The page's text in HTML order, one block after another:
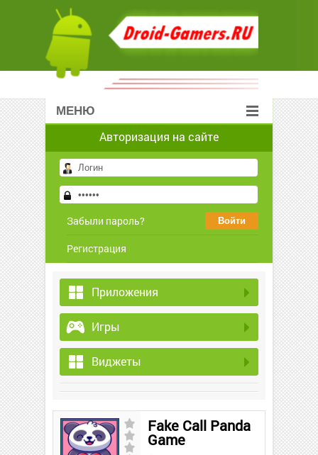
МЕНЮ
Авторизация на сайте
Забыли пароль?
Регистрация
Приложения
Игры
Виджеты
Fake Call Panda
Game